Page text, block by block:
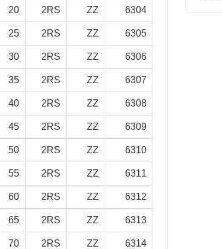
6304
ZZ
2RS
20
6305
ZZ
2RS
25
6306
ZZ
2RS
30
6307
ZZ
2RS
35
6308
ZZ
2RS
40
6309
ZZ
2RS
45
6310
ZZ
2RS
50
6311
ZZ
2RS
55
6312
ZZ
2RS
60
6313
ZZ
2RS
65
6314
ZZ
2RS
70